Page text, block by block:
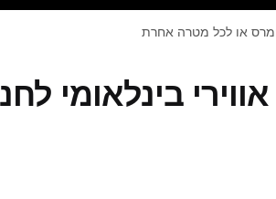
או לכל מטרה אחרת
בינלאומי